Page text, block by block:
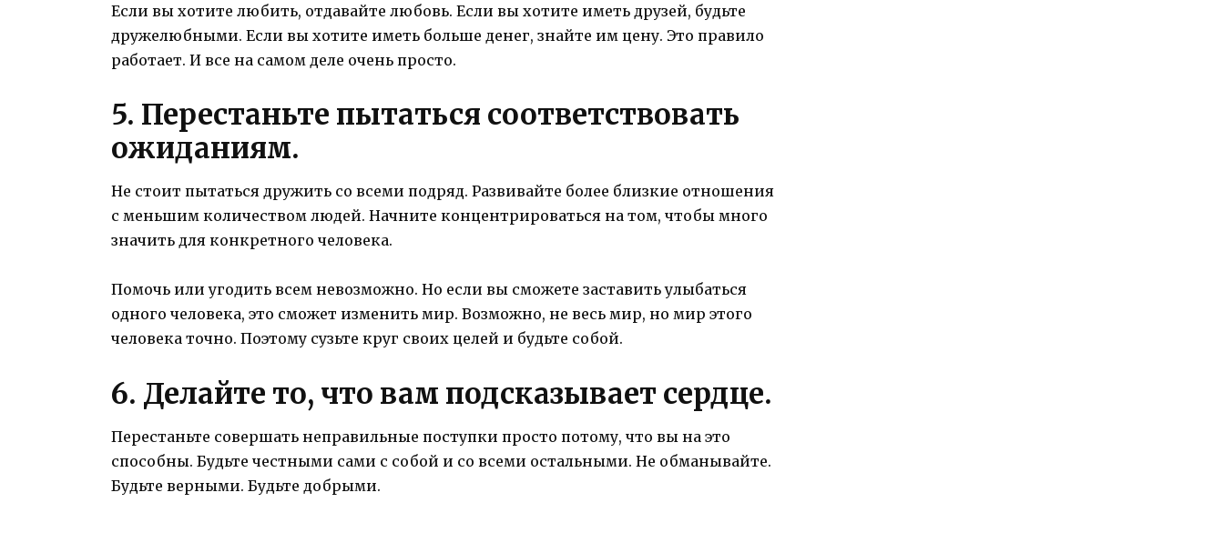
Если вы хотите любить, отдавайте любовь. Если вы хотите иметь друзей, будьте
дружелюбными. Если вы хотите иметь больше денег, знайте им цену. Это правило
работает. И все на самом деле очень просто.
5. Перестаньте пытаться соответствовать
ожиданиям.
Не стоит пытаться дружить со всеми подряд. Развивайте более близкие отношения
с меньшим количеством людей. Начните концентрироваться на том, чтобы много
значить для конкретного человека.
Помочь или угодить всем невозможно. Но если вы сможете заставить улыбаться
одного человека, это сможет изменить мир. Возможно, не весь мир, но мир этого
человека точно. Поэтому сузьте круг своих целей и будьте собой.
6. Делайте то, что вам подсказывает сердце.
Перестаньте совершать неправильные поступки просто потому, что вы на это
способны. Будьте честными сами с собой и со всеми остальными. Не обманывайте.
Будьте верными. Будьте добрыми.